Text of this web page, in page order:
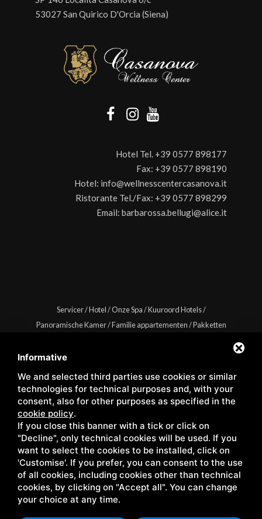
Informative
We and selected third parties use cookies or similar
technologies for technical purposes and, with your
consent, also for other purposes as specified in the
cookie policy.
If you close this banner with a tick or click on
"Decline", only technical cookies will be used. If you
want to select the cookies to be installed, click on
'Customise'. If you prefer, you can consent to the use
of all cookies, including cookies other than technical
cookies, by clicking on "Accept all". You can change
your choice at any time.
53027 San Quirico D'Orcia (Siena)
Hotel Tel. +39 0577 898177
Fax: +39 0577 898190
Hotel: info@wellnesscentercasanova.it
Ristorante Tel./Fax: +39 0577 898299
Email: barbarossa.bellugi@alice.it
Servicer/Hotel/Onze Spa/Kuuroord Hotels/
Panoramische Kamer/Familie appartementen/Pakketten
Copyright © Wellness Center Casanova s.r.l. | S.S. 146
Località Casanova 6/c | 53027 San Quirico D'Orcia (Siena) |
C.F. e P.IVA 01158980522